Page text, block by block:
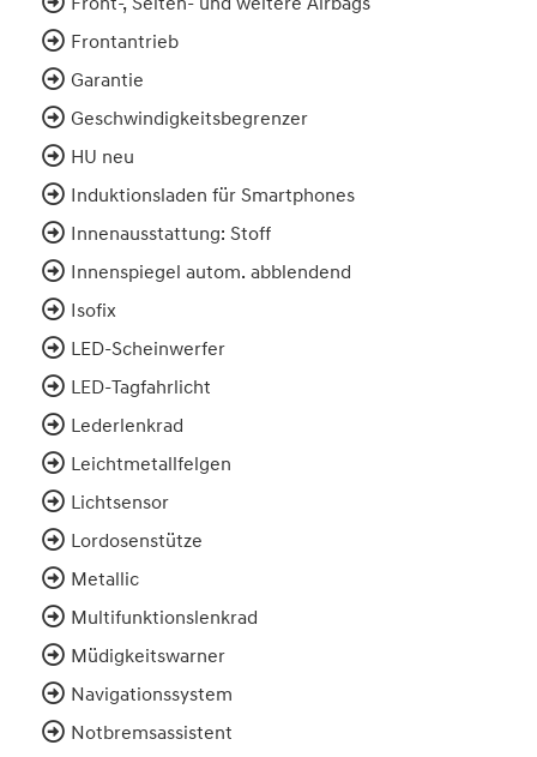
Frontantrieb
Garantie
Geschwindigkeitsbegrenzer
HU neu
Induktionsladen für Smartphones
Innenausstattung: Stoff
Innenspiegel autom. abblendend
Isofix
LED-Scheinwerfer
LED-Tagfahrlicht
Lederlenkrad
Leichtmetallfelgen
Lichtsensor
Lordosenstütze
Metallic
Multifunktionslenkrad
Müdigkeitswarner
Navigationssystem
Notbremsassistent